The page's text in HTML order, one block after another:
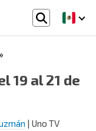
19 al 21 de
| Uno TV